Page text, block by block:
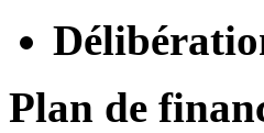
Plan de